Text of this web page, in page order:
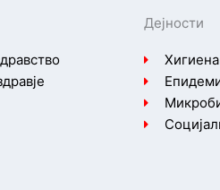
Дејности
Хигиена